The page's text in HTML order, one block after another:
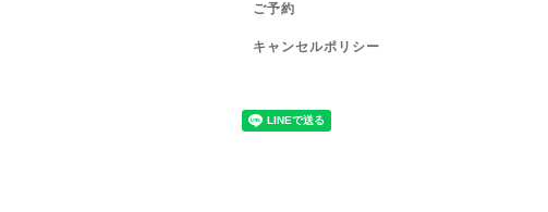
ご予約
キャンセルポリシー